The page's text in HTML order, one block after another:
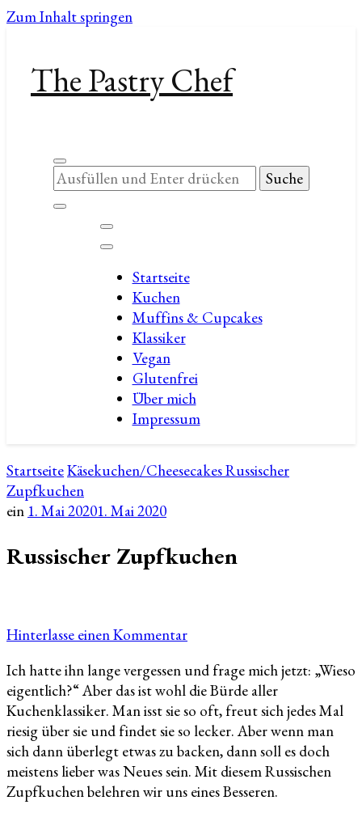
Zum Inhalt springen
The Pastry Chef
Suchst
du
nach
Startseite
Kuchen
Muffins & Cupcakes
Klassiker
Vegan
Glutenfrei
Über mich
Impressum
StartseiteKäsekuchen/CheesecakesRussischer
Zupfkuchen
ein 1. Mai 20201. Mai 2020
Russischer Zupfkuchen
Hinterlasse einen Kommentarzu
Zupfkuchen
Ich hatte ihn lange vergessen und frage mich jetzt: „Wieso
eigentlich?“ Aber das ist wohl die Bürde aller
Kuchenklassiker. Man isst sie so oft, freut sich jedes Mal
riesig über sie und findet sie so lecker. Aber wenn man
sich dann überlegt etwas zu backen, dann soll es doch
meistens lieber was Neues sein. Mit diesem Russischen
Zupfkuchen belehren wir uns eines Besseren.